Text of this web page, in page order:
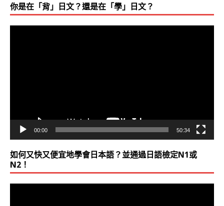
你是在「背」日文？還是在「學」日文？
00:00 50:34
如何又快又便宜地學會日本語？並通過日語檢定N1或
N2！